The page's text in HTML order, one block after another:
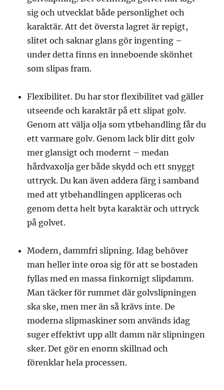
sig och utvecklat både personlighet och
karaktär. Att det översta lagret är repigt,
slitet och saknar glans gör ingenting –
under detta finns en inneboende skönhet
som slipas fram.
Flexibilitet. Du har stor flexibilitet vad gäller
utseende och karaktär på ett slipat golv.
Genom att välja olja som ytbehandling får du
ett varmare golv. Genom lack blir ditt golv
mer glansigt och modernt – medan
hårdvaxolja ger både skydd och ett snyggt
uttryck. Du kan även addera färg i samband
med att ytbehandlingen appliceras och
genom detta helt byta karaktär och uttryck
på golvet.
Modern, dammfri slipning. Idag behöver
man heller inte oroa sig för att se bostaden
fyllas med en massa finkornigt slipdamm.
Man täcker för rummet där golvslipningen
ska ske, men mer än så krävs inte. De
moderna slipmaskiner som används idag
suger effektivt upp allt damm när slipningen
sker. Det gör en enorm skillnad och
förenklar hela processen.